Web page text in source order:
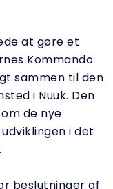
at gøre et
Kommando
sammen til den
i Nuuk. Den
de nye
i det
beslutninger af